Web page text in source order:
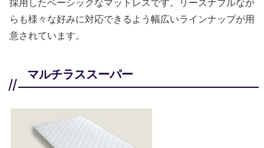
採用したベーシックなマットレスです。リーズナブルなが
らも様々な好みに対応できるよう幅広いラインナップが用
意されています。
マルチラススーパー